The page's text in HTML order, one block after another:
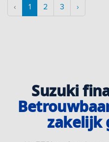
‹ 1 2 3 ›
Suzuki
zakelijk